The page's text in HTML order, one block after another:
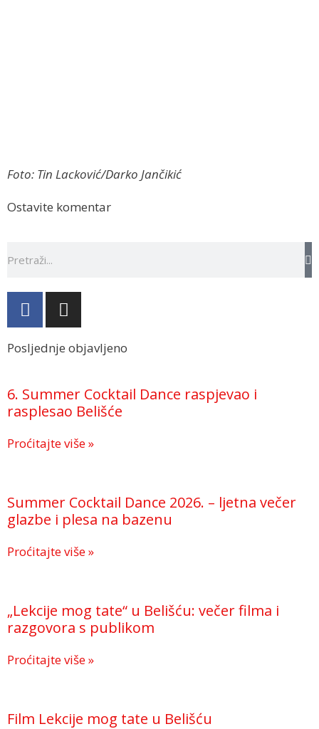
Foto: Tin Lacković/Darko Jančikić
Ostavite komentar
Posljednje objavljeno
6. Summer Cocktail Dance raspjevao i
rasplesao Belišće
Proćitajte više »
Summer Cocktail Dance 2026. – ljetna večer
glazbe i plesa na bazenu
Proćitajte više »
„Lekcije mog tate“ u Belišću: večer filma i
razgovora s publikom
Proćitajte više »
Film Lekcije mog tate u Belišću